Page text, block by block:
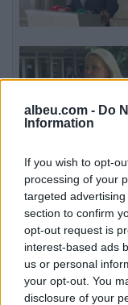
albeu.com - Do
Information
If you wish to opt-
processing of your
targeted
section to confirm
opt-out request is
interest-based ads
us or personal
your opt-out. You
disclosure of your